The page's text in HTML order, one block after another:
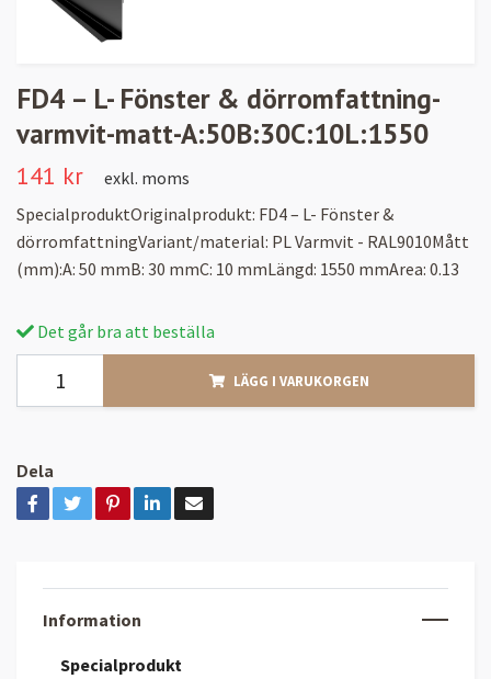
FD4 – L- Fönster & dörromfattning-
varmvit-matt-A:50B:30C:10L:1550
141 kr
exkl. moms
SpecialproduktOriginalprodukt: FD4 – L- Fönster &
dörromfattningVariant/material: PL Varmvit - RAL9010Mått
(mm):A: 50 mmB: 30 mmC: 10 mmLängd: 1550 mmArea: 0.13
Det går bra att beställa
LÄGG I VARUKORGEN
Dela
Information
Specialprodukt